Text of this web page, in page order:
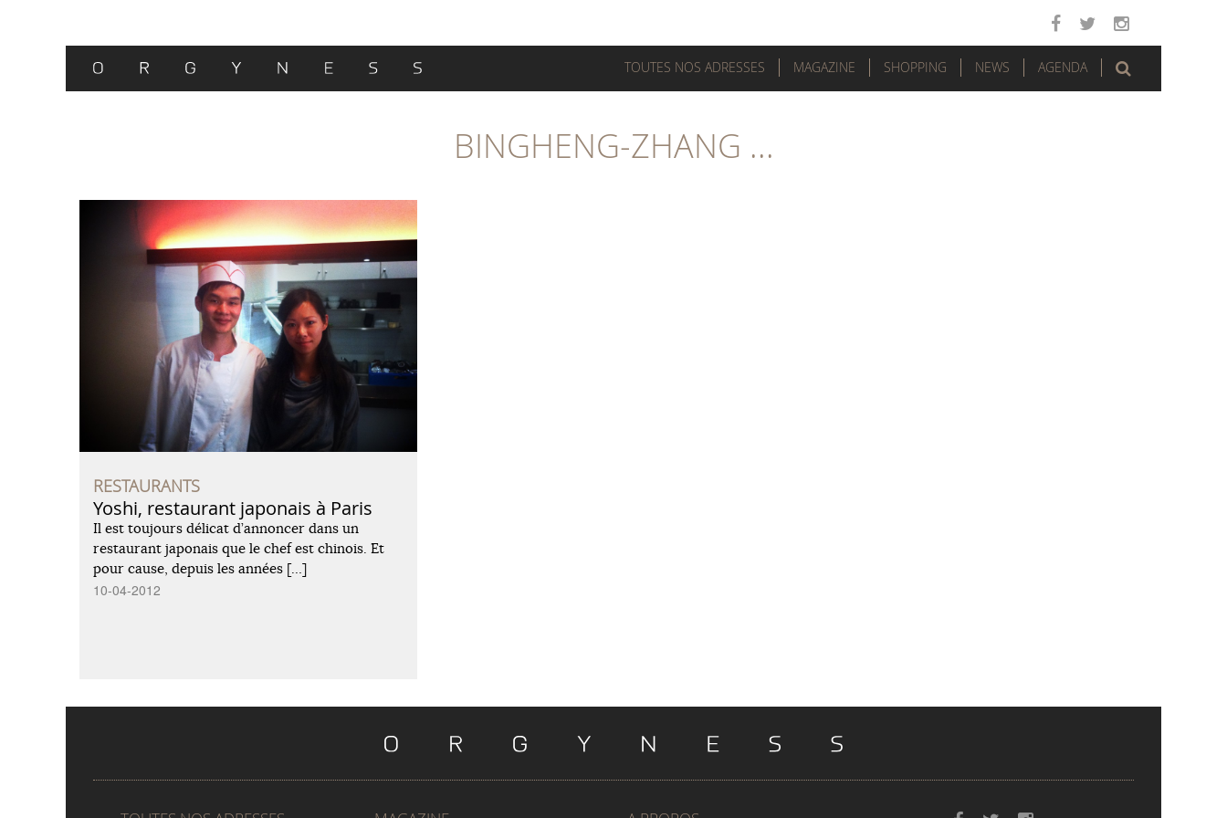
TOUTES NOS ADRESSES MAGAZINE SHOPPING NEWS AGENDA
BINGHENG-ZHANG ...
RESTAURANTS
Yoshi, restaurant japonais à Paris
Il est toujours délicat d’annoncer dans un
restaurant japonais que le chef est chinois. Et
pour cause, depuis les années […]
10-04-2012